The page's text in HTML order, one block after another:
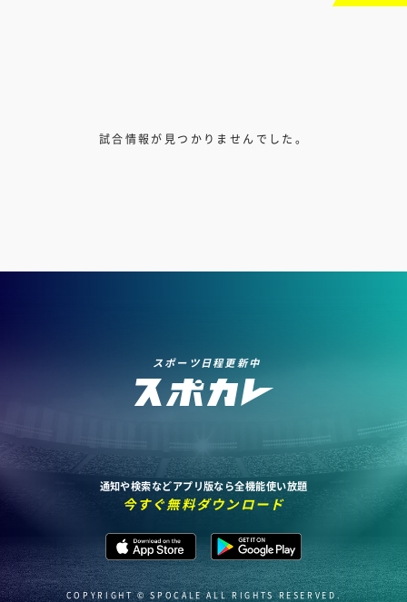
試合情報が見つかりませんでした。
スポーツ日程更新中
通知や検索などアプリ版なら全機能使い放題
今すぐ無料ダウンロード
COPYRIGHT © SPOCALE ALL RIGHTS RESERVED.